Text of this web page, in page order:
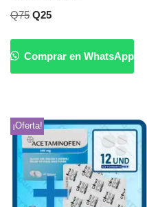
Q75 Q25
Comprar en WhatsApp
¡Oferta!